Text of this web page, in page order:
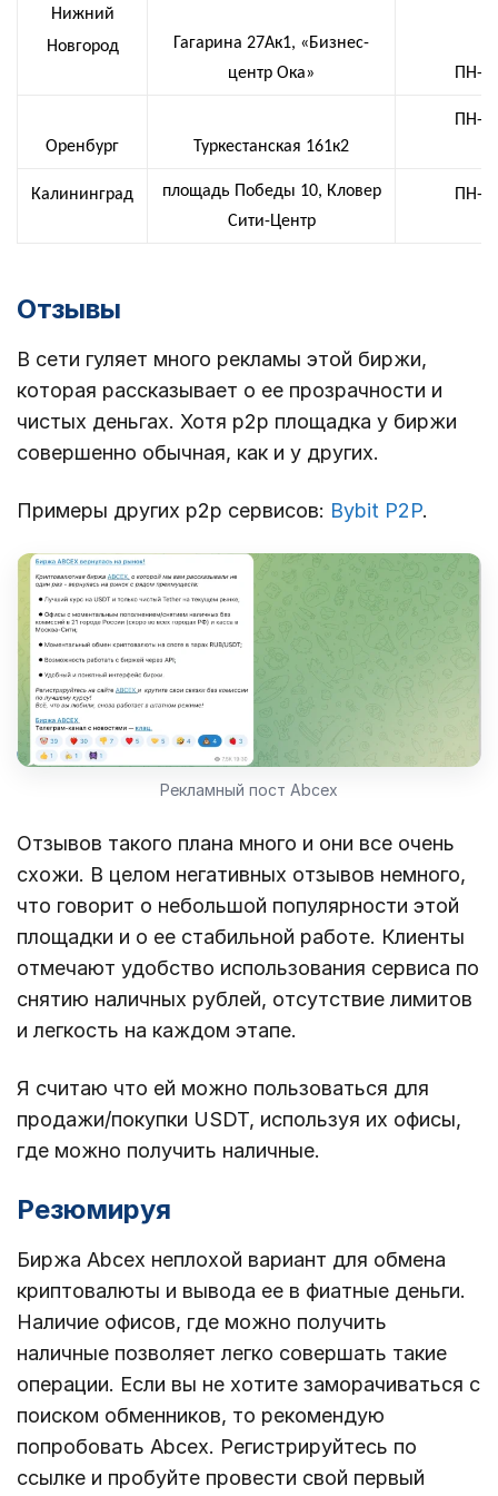
Нижний
Новгород
Гагарина 27Ак1, «Бизнес-
центр Ока»
ПН-
Оренбург Туркестанская 161к2
ПН-
Калининград
площадь Победы 10, Кловер
Сити-Центр
ПН-
Отзывы
В сети гуляет много рекламы этой биржи,
которая рассказывает о ее прозрачности и
чистых деньгах. Хотя p2p площадка у биржи
совершенно обычная, как и у других.
Примеры других p2p сервисов: Bybit P2P.
Рекламный пост Abcex
Отзывов такого плана много и они все очень
схожи. В целом негативных отзывов немного,
что говорит о небольшой популярности этой
площадки и о ее стабильной работе. Клиенты
отмечают удобство использования сервиса по
снятию наличных рублей, отсутствие лимитов
и легкость на каждом этапе.
Я считаю что ей можно пользоваться для
продажи/покупки USDT, используя их офисы,
где можно получить наличные.
Резюмируя
Биржа Abcex неплохой вариант для обмена
криптовалюты и вывода ее в фиатные деньги.
Наличие офисов, где можно получить
наличные позволяет легко совершать такие
операции. Если вы не хотите заморачиваться с
поиском обменников, то рекомендую
попробовать Abcex. Регистрируйтесь по
ссылке и пробуйте провести свой первый